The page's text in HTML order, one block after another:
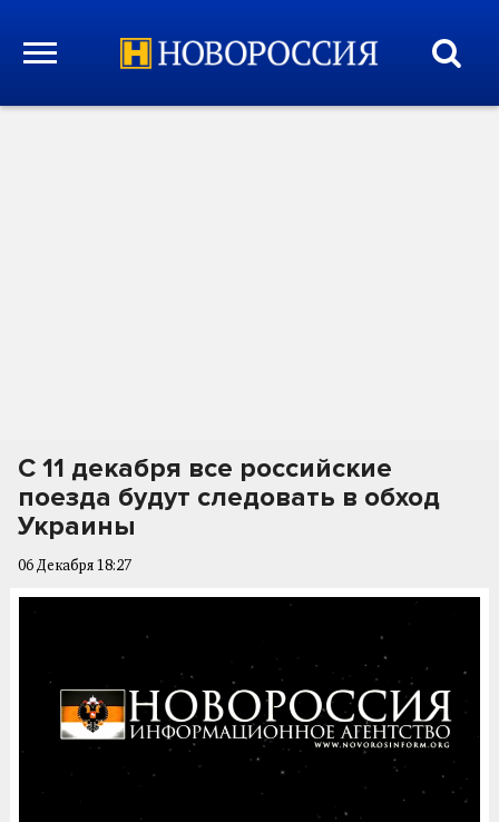
С 11 декабря все российские
поезда будут следовать в обход
Украины
06 Декабря 18:27